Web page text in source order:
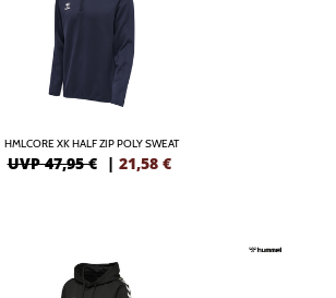
HMLCORE XK HALF ZIP POLY SWEAT
UVP 47,95 € | 21,58 €